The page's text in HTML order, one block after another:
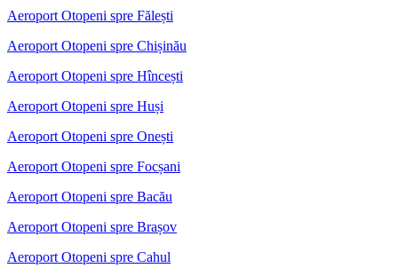
Aeroport Otopeni spre Fălești
Aeroport Otopeni spre Chișinău
Aeroport Otopeni spre Hîncești
Aeroport Otopeni spre Huși
Aeroport Otopeni spre Onești
Aeroport Otopeni spre Focșani
Aeroport Otopeni spre Bacău
Aeroport Otopeni spre Brașov
Aeroport Otopeni spre Cahul